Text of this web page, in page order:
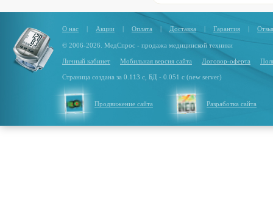
О нас | Акции | Оплата | Доставка | Гарантия |
© 2006-2026. МедСпрос - продажа медицинской техники
Личный кабинет Мобильная версия сайта Договор-оферта
Страница создана за 0.113 с, БД - 0.051 с (new server)
Продвижение сайта Разработка сайта